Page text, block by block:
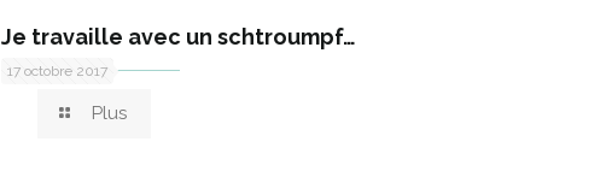
17 octobre 2017
Je travaille avec un schtroumpf…
Plus